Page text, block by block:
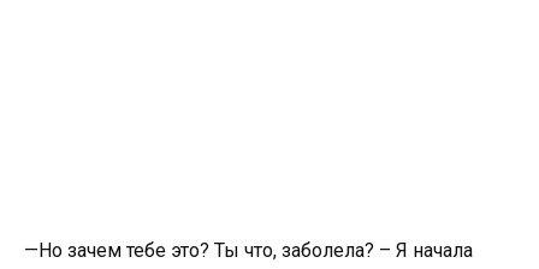
—Но зачем тебе это? Ты что, заболела? – Я начала